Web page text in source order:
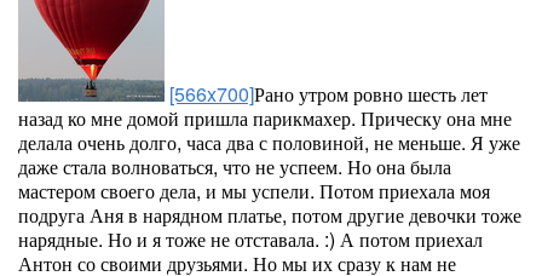
[566x700]Рано утром ровно шесть лет
назад ко мне домой пришла парикмахер. Прическу она мне
делала очень долго, часа два с половиной, не меньше. Я уже
даже стала волноваться, что не успеем. Но она была
мастером своего дела, и мы успели. Потом приехала моя
подруга Аня в нарядном платье, потом другие девочки тоже
нарядные. Но и я тоже не отставала. :) А потом приехал
Антон со своими друзьями. Но мы их сразу к нам не